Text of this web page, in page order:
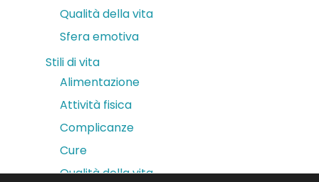
Qualità della vita
Sfera emotiva
Stili di vita
Alimentazione
Attività fisica
Complicanze
Cure
Qualità della vita